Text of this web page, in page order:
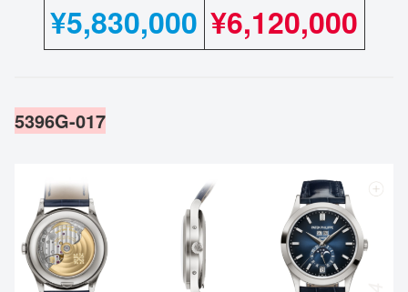
¥5,830,000 ¥6,120,000
5396G-017